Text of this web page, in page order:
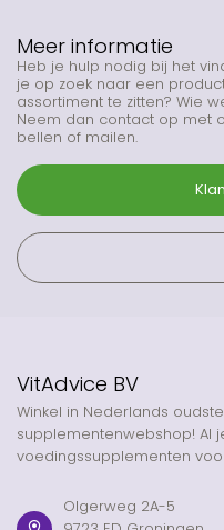
Meer informatie
Heb je hulp nodig bij het
je op zoek naar een
assortiment te zitten? Wie
Neem dan contact op met
bellen of mailen.
VitAdvice BV
Winkel in Nederlands
supplementenwebshop! Al
voedingssupplementen
Olgerweg 2A-5